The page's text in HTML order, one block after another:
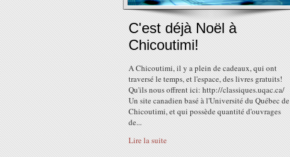
C'est déjà Noël à
Chicoutimi!
A Chicoutimi, il y a plein de cadeaux, qui ont
traversé le temps, et l'espace, des livres gratuits!
Qu'ils nous offrent ici: http://classiques.uqac.ca/
Un site canadien basé à l'Université du Québec de
Chicoutimi, et qui possède quantité d'ouvrages
de...
Lire la suite